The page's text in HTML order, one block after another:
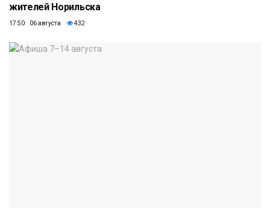
жителей Норильска
17:50 06 августа 432